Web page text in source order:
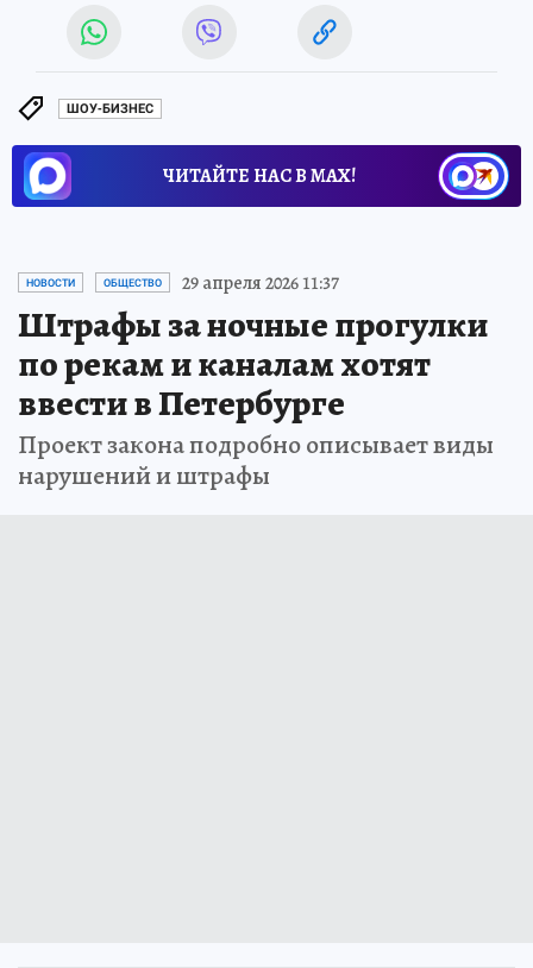
ШОУ-БИЗНЕС
ЧИТАЙТЕ НАС В МАХ!
НОВОСТИ ОБЩЕСТВО 29 апреля 2026 11:37
Штрафы за ночные прогулки
по рекам и каналам хотят
ввести в Петербурге
Проект закона подробно описывает виды
нарушений и штрафы